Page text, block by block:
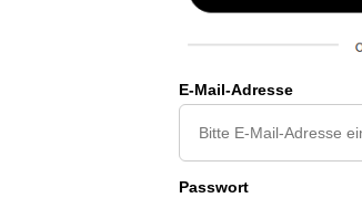
E-Mail-Adresse
Passwort